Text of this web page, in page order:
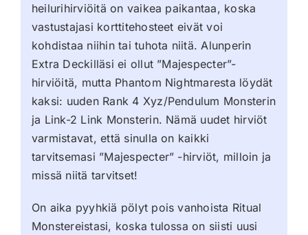
heilurihirviöitä on vaikea paikantaa, koska
vastustajasi korttitehosteet eivät voi
kohdistaa niihin tai tuhota niitä. Alunperin
Extra Deckilläsi ei ollut ”Majespecter”-
hirviöitä, mutta Phantom Nightmaresta löydät
kaksi: uuden Rank 4 Xyz/Pendulum Monsterin
ja Link-2 Link Monsterin. Nämä uudet hirviöt
varmistavat, että sinulla on kaikki
tarvitsemasi ”Majespecter” -hirviöt, milloin ja
missä niitä tarvitset!
On aika pyyhkiä pölyt pois vanhoista Ritual
Monstereistasi, koska tulossa on siisti uusi